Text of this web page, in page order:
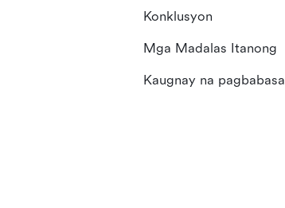
Konklusyon
Mga Madalas Itanong
Kaugnay na pagbabasa